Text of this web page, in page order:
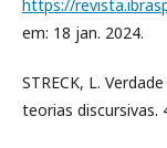
https://
em: 18 jan. 2024.
STRECK, L.
teorias discursivas.